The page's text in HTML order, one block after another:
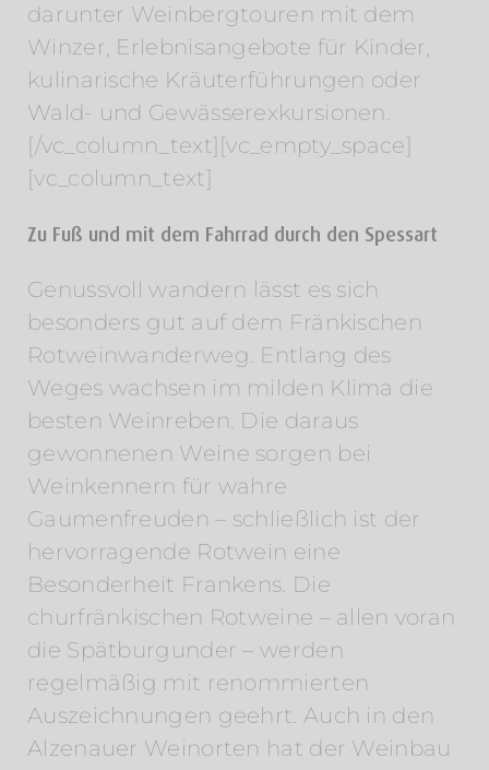
darunter Weinbergtouren mit dem
Winzer, Erlebnisangebote für Kinder,
kulinarische Kräuterführungen oder
Wald- und Gewässerexkursionen.
[/vc_column_text][vc_empty_space]
[vc_column_text]
Zu Fuß und mit dem Fahrrad durch den Spessart
Genussvoll wandern lässt es sich
besonders gut auf dem Fränkischen
Rotweinwanderweg. Entlang des
Weges wachsen im milden Klima die
besten Weinreben. Die daraus
gewonnenen Weine sorgen bei
Weinkennern für wahre
Gaumenfreuden – schließlich ist der
hervorragende Rotwein eine
Besonderheit Frankens. Die
churfränkischen Rotweine – allen voran
die Spätburgunder – werden
regelmäßig mit renommierten
Auszeichnungen geehrt. Auch in den
Alzenauer Weinorten hat der Weinbau